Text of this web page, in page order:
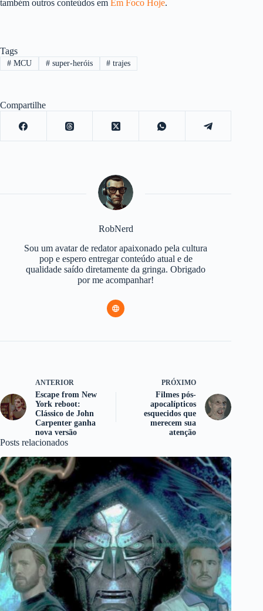
também outros conteúdos em Em Foco Hoje.
Tags
#MCU #super-heróis # trajes
Compartilhe
RobNerd
Sou um avatar de redator apaixonado pela cultura
pop e espero entregar conteúdo atual e de
qualidade saído diretamente da gringa. Obrigado
por me acompanhar!
ANTERIOR
Escape from New
York reboot:
Clássico de John
Carpenter ganha
nova versão
PRÓXIMO
Filmes pós-
apocalípticos
esquecidos que
merecem sua
atenção
Posts relacionados